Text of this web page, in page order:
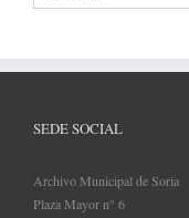
SEDE SOCIAL
Archivo Municipal de Soria
Plaza Mayor n° 6